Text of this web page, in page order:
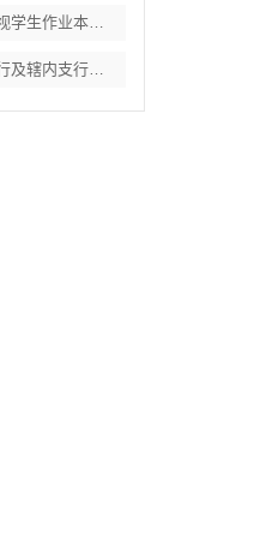
宁夏中卫市第三中学防近视学生作业本采购项
新疆农商银行和田中心支行及辖内支行职工体